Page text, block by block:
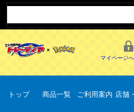
マイページ
トップ 商品一覧 ご利用案内 店舗